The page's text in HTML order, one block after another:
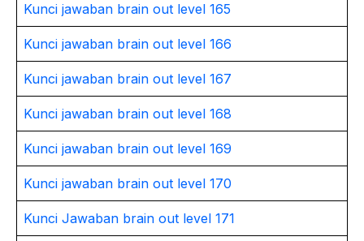
Kunci jawaban brain out level 165
Kunci jawaban brain out level 166
Kunci jawaban brain out level 167
Kunci jawaban brain out level 168
Kunci jawaban brain out level 169
Kunci jawaban brain out level 170
Kunci Jawaban brain out level 171